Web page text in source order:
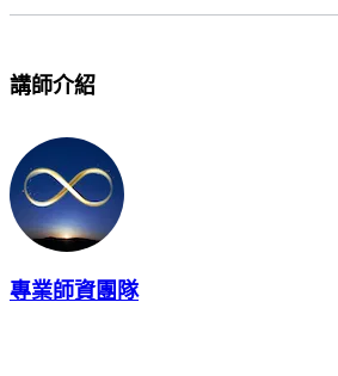
講師介紹
專業師資團隊